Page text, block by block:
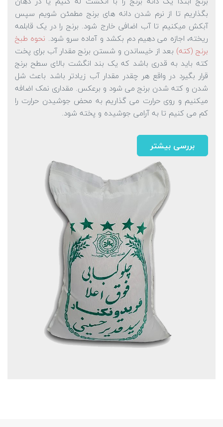
بگذاریم تا از نرم شدن دانه های برنج مطمئن شویم سپس
آبکش میکنیم تا آب اضافی خارج شود. برنج را در یک قابلمه
ریخته، اجازه می دهیم دم بکشد و آماده سرو شود. نحوه طبخ
برنج (کته) بعد از خیساندن و شستن برنج مقدار آب برای پخت
کته باید به قدری باشد که یک بند انگشت بالای سطح برنج
قرار بگیرد در واقع هر چقدر مقدار آب زیادتر باشد باعث شل
شدن و کته شدن برنج می شود و برعکس. مقداری نمک اضافه
میکنیم و روی حرارت می گذاریم به محض جوشیدن حرارت را
کم می کنیم تا به آرامی جوشیده و پخته شود.
بررسی بیشتر